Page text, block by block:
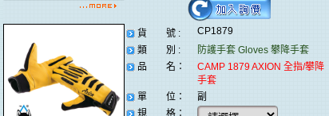
貨 號 :
CP1879
類 別 :
防護手套 Gloves 攀降手套
品 名：
CAMP 1879 AXION 全指/攀降
手套
單 位：
副
規 格：